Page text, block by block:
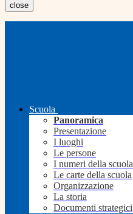
close
Scuola
Panoramica
Presentazione
I luoghi
Le persone
I numeri della scuola
Le carte della scuola
Organizzazione
La storia
Documenti strategici